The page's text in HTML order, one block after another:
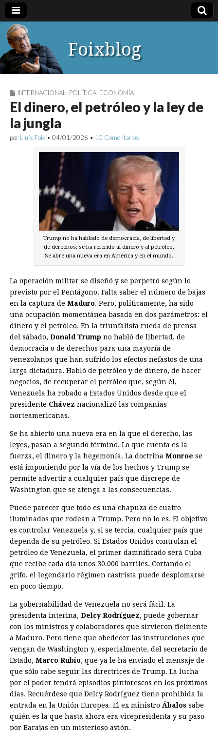
Foixblog
INTERNACIONAL POLÍTICA ECONOMÍA
El dinero, el petróleo y la ley de
la jungla
por Lluís Foix • 04/01/2026 • 10 Comentarios
Trump no ha hablado de democracia, de libertad y
de derechos; se ha referido al dinero y al petróleo.
Se abre una nueva era en América y en el mundo.
La operación militar se diseñó y se perpetró según lo
previsto por el Pentágono. Falta saber el número de bajas
en la captura de Maduro. Pero, políticamente, ha sido
una ocupación momentánea basada en dos parámetros: el
dinero y el petróleo. En la triunfalista rueda de prensa
del sábado, Donald Trump no habló de libertad, de
democracia o de derechos para una mayoría de
venezolanos que han sufrido los efectos nefastos de una
larga dictadura. Habló de petróleo y de dinero, de hacer
negocios, de recuperar el petróleo que, según él,
Venezuela ha robado a Estados Unidos desde que el
presidente Chávez nacionalizó las compañías
norteamericanas.
Se ha abierto una nueva era en la que el derecho, las
leyes, pasan a segundo término. Lo que cuenta es la
fuerza, el dinero y la hegemonía. La doctrina Monroe se
está imponiendo por la vía de los hechos y Trump se
permite advertir a cualquier país que discrepe de
Washington que se atenga a las consecuencias.
Puede parecer que todo es una chapuza de cuatro
iluminados que rodean a Trump. Pero no lo es. El objetivo
es controlar Venezuela y, si se tercia, cualquier país que
dependa de su petróleo. Si Estados Unidos controlan el
petróleo de Venezuela, el primer damnificado será Cuba
que recibe cada día unos 30.000 barriles. Cortando el
grifo, el legendario régimen castrista puede desplomarse
en poco tiempo.
La gobernabilidad de Venezuela no será fácil. La
presidenta interina, Delcy Rodríguez, puede gobernar
con los ministros y colaboradores que sirvieron fielmente
a Maduro. Pero tiene que obedecer las instrucciones que
vengan de Washington y, especialmente, del secretario de
Estado, Marco Rubio, que ya le ha enviado el mensaje de
que sólo cabe seguir las directrices de Trump. La lucha
por el poder tendrá episodios pintorescos en los próximos
días. Recuérdese que Delcy Rodríguez tiene prohibida la
entrada en la Unión Europea. El ex ministro Ábalos sabe
quién es la que hasta ahora era vicepresidenta y su paso
por Barajas en un misterioso avión.